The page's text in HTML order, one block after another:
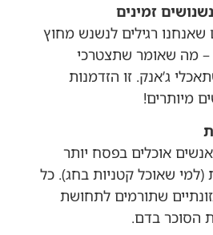
רגילים לנשנש מחוץ
מה שאומר שתצטרכי
ג’אנק. זו הזדמנות
מיותרים!
אוכלים בפסח יותר
(למי שאוכל קטניות בחג). כל
שתורמים לתחושת
הסוכר בדם.